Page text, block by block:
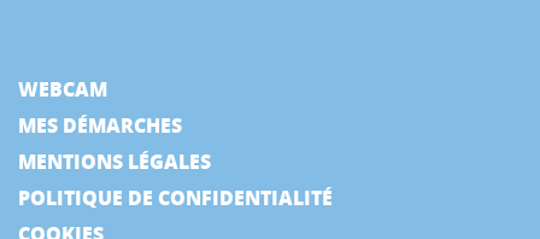
WEBCAM
MES DÉMARCHES
MENTIONS LÉGALES
POLITIQUE DE CONFIDENTIALITÉ
COOKIES